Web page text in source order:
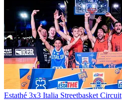
Estathé 3x3 Italia Streetbasket Circuit